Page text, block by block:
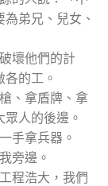
弟兄、兒女、
壞他們的計
的工。
、拿盾牌、拿
人的後邊。
手拿兵器。
旁邊。
程浩大，我們